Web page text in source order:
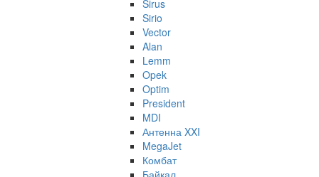
Sirus
Sirio
Vector
Alan
Lemm
Opek
Optim
President
MDI
Антенна XXI
MegaJet
Комбат
Байкал